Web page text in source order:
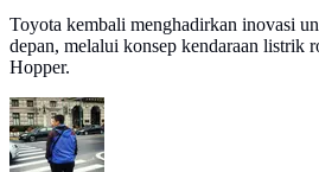
Toyota kembali menghadirkan inovasi
depan, melalui konsep kendaraan listrik
Hopper.